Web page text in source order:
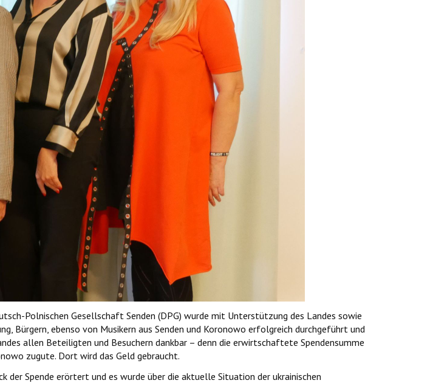
Polnischen Gesellschaft Senden (DPG) wurde mit Unterstützung des Landes sowie
Bürgern, ebenso von Musikern aus Senden und Koronowo erfolgreich durchgeführt und
allen Beteiligten und Besuchern dankbar – denn die erwirtschaftete Spendensumme
zugute. Dort wird das Geld gebraucht.
der Spende erörtert und es wurde über die aktuelle Situation der ukrainischen